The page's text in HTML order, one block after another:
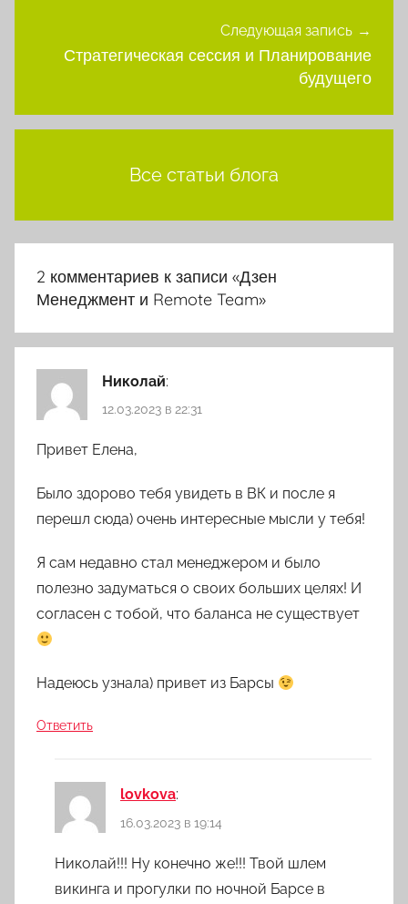
Следующая запись
Стратегическая сессия и Планирование
будущего
Все статьи блога
2 комментариев к записи «Дзен
Менеджмент и Remote Team»
Николай:
12.03.2023 в 22:31
Привет Елена,
Было здорово тебя увидеть в ВК и после я
перешл сюда) очень интересные мысли у тебя!
Я сам недавно стал менеджером и было
полезно задуматься о своих больших целях! И
согласен с тобой, что баланса не существует
Надеюсь узнала) привет из Барсы
Ответить
lovkova:
16.03.2023 в 19:14
Николай!!! Ну конечно же!!! Твой шлем
викинга и прогулки по ночной Барсе в